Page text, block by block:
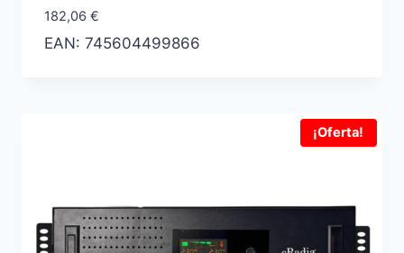
182,06 €
EAN: 745604499866
¡Oferta!